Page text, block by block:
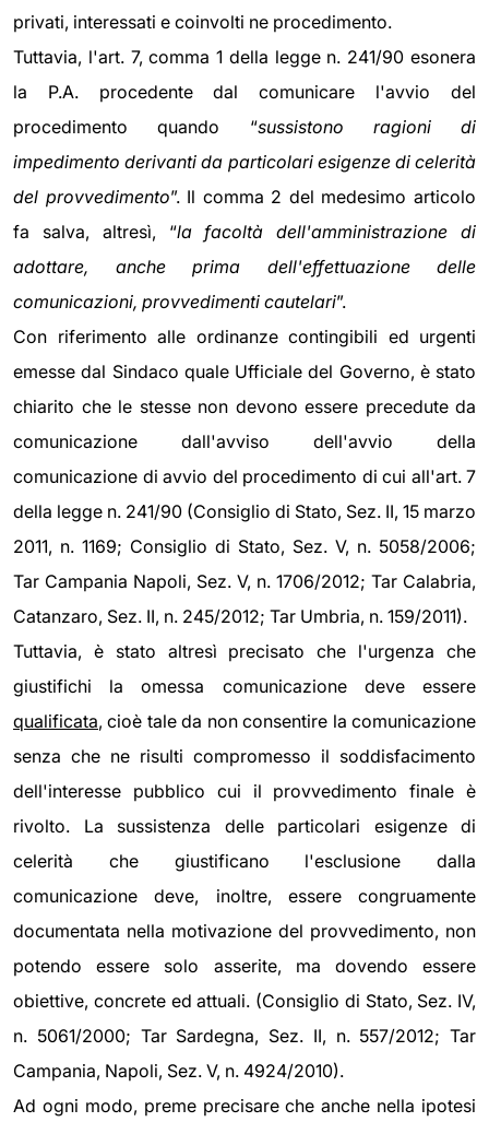
privati, interessati e coinvolti ne procedimento.
Tuttavia, l'art. 7, comma 1 della legge n. 241/90 esonera
la P.A. procedente dal comunicare l'avvio del
procedimento quando “sussistono ragioni di
impedimento derivanti da particolari esigenze di celerità
del provvedimento”. Il comma 2 del medesimo articolo
fa salva, altresì, “la facoltà dell'amministrazione di
adottare, anche prima dell'effettuazione delle
comunicazioni, provvedimenti cautelari”.
Con riferimento alle ordinanze contingibili ed urgenti
emesse dal Sindaco quale Ufficiale del Governo, è stato
chiarito che le stesse non devono essere precedute da
comunicazione dall'avviso dell'avvio della
comunicazione di avvio del procedimento di cui all'art. 7
della legge n. 241/90 (Consiglio di Stato, Sez. II, 15 marzo
2011, n. 1169; Consiglio di Stato, Sez. V, n. 5058/2006;
Tar Campania Napoli, Sez. V, n. 1706/2012; Tar Calabria,
Catanzaro, Sez. II, n. 245/2012; Tar Umbria, n. 159/2011).
Tuttavia, è stato altresì precisato che l'urgenza che
giustifichi la omessa comunicazione deve essere
qualificata, cioè tale da non consentire la comunicazione
senza che ne risulti compromesso il soddisfacimento
dell'interesse pubblico cui il provvedimento finale è
rivolto. La sussistenza delle particolari esigenze di
celerità che giustificano l'esclusione dalla
comunicazione deve, inoltre, essere congruamente
documentata nella motivazione del provvedimento, non
potendo essere solo asserite, ma dovendo essere
obiettive, concrete ed attuali. (Consiglio di Stato, Sez. IV,
n. 5061/2000; Tar Sardegna, Sez. II, n. 557/2012; Tar
Campania, Napoli, Sez. V, n. 4924/2010).
Ad ogni modo, preme precisare che anche nella ipotesi